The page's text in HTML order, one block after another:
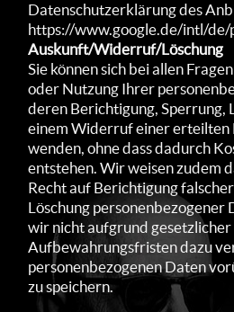
Datenschutzerklärung des
https://www.google.de/intl/
Auskunft/Widerruf/Löschung
Sie können sich bei allen
oder Nutzung Ihrer
deren Berichtigung, Sperrung,
einem Widerruf einer erteilten
wenden, ohne dass dadurch
entstehen. Wir weisen zudem
Recht auf Berichtigung
Löschung personenbezogener
wir nicht aufgrund gesetzlicher
Aufbewahrungsfristen dazu
personenbezogenen Daten
zu speichern.